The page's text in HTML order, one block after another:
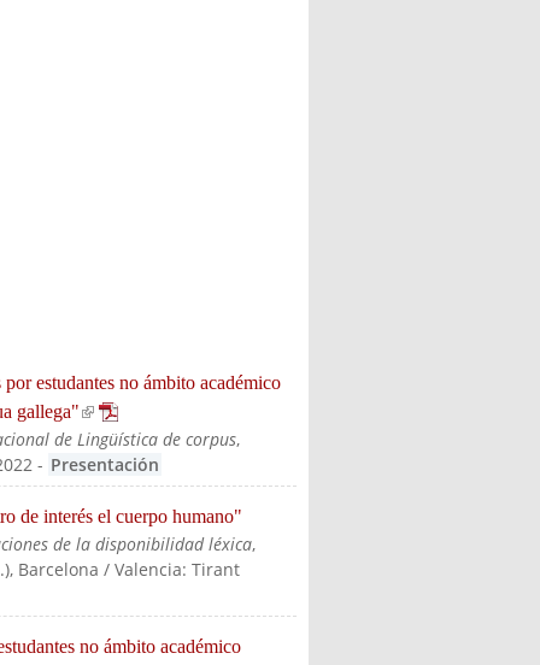
estudantes no ámbito académico
gallega"(link is external)
de Lingüística de corpus,
- Presentación
de interés el cuerpo humano"
de la disponibilidad léxica,
, Barcelona / Valencia: Tirant
no ámbito académico